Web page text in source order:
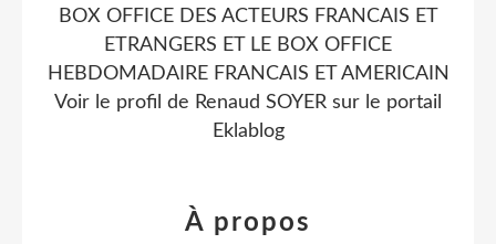
BOX OFFICE DES ACTEURS FRANCAIS ET
ETRANGERS ET LE BOX OFFICE
HEBDOMADAIRE FRANCAIS ET AMERICAIN
Voir le profil de Renaud SOYER sur le portail
Eklablog
À propos